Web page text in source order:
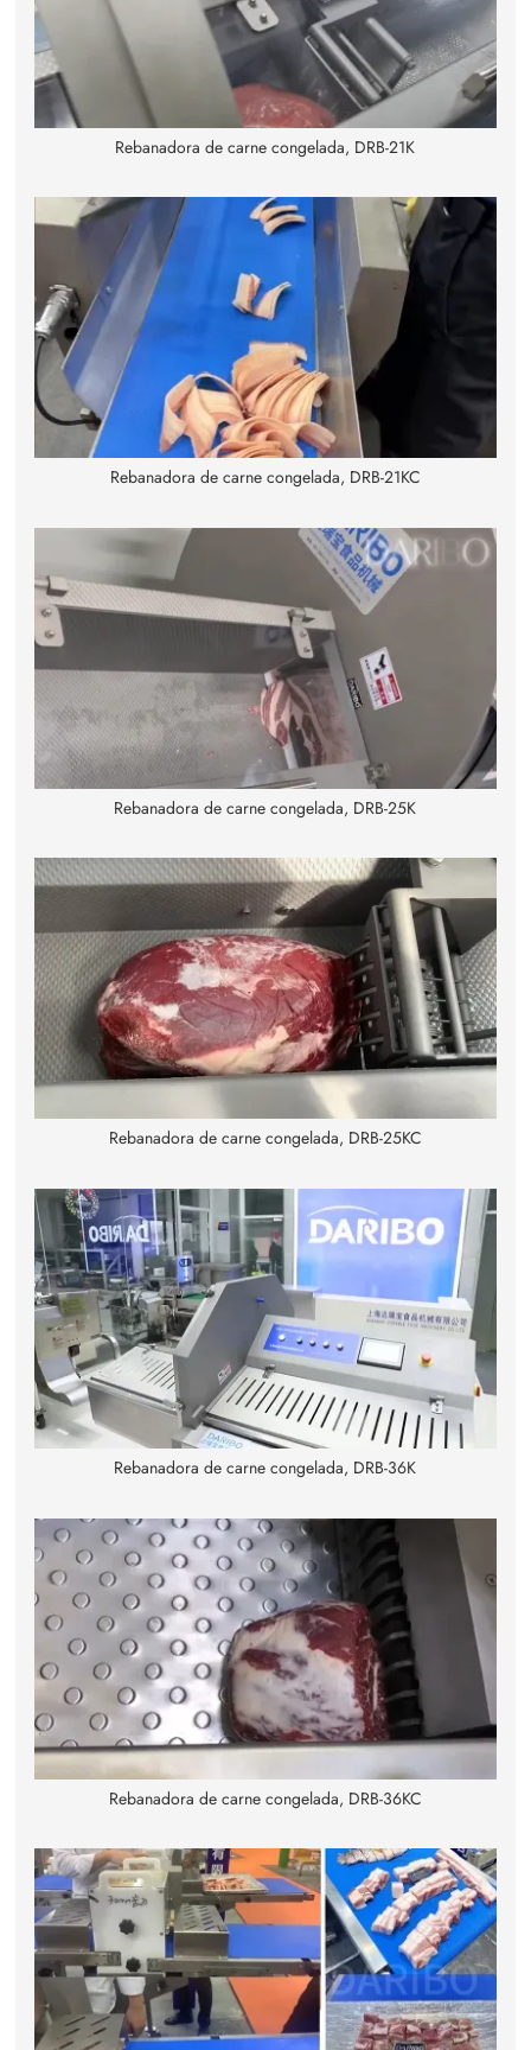
Rebanadora de carne congelada, DRB-21K
Rebanadora de carne congelada, DRB-21KC
Rebanadora de carne congelada, DRB-25K
Rebanadora de carne congelada, DRB-25KC
Rebanadora de carne congelada, DRB-36K
Rebanadora de carne congelada, DRB-36KC